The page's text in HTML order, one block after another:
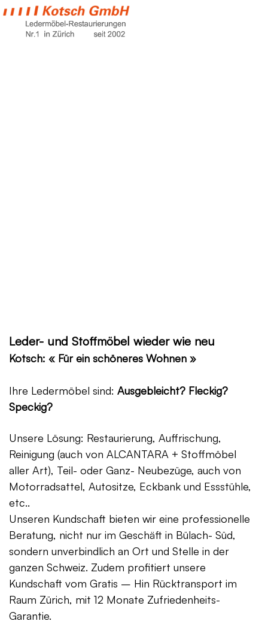
Leder- und Stoffmöbel wieder wie neu
Kotsch: « Für ein schöneres Wohnen »
Ihre Ledermöbel sind: Ausgebleicht? Fleckig?
Speckig?
Unsere Lösung: Restaurierung, Auffrischung,
Reinigung (auch von ALCANTARA + Stoffmöbel
aller Art), Teil- oder Ganz- Neubezüge, auch von
Motorradsattel, Autositze, Eckbank und Essstühle,
etc..
Unseren Kundschaft bieten wir eine professionelle
Beratung, nicht nur im Geschäft in Bülach- Süd,
sondern unverbindlich an Ort und Stelle in der
ganzen Schweiz. Zudem profitiert unsere
Kundschaft vom Gratis – Hin Rücktransport im
Raum Zürich, mit 12 Monate Zufriedenheits-
Garantie.